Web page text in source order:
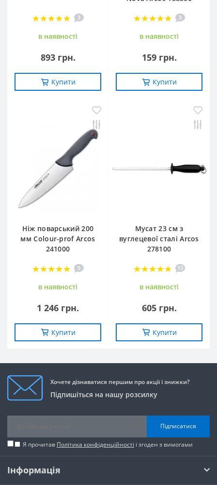
3
в наявностi
893 грн.
Купити
3
в наявностi
159 грн.
Купити
Ніж поварський 200
мм Сolour-prof Arcos
241000
5
в наявностi
1 246 грн.
Купити
Мусат 23 см з
вуглецевої сталі Arcos
278100
13
в наявностi
605 грн.
Купити
Хочете дізнаватися першим про акції і знижки?
Підпишіться на нашу розсилку
Підписатися
Я прочитав Політика конфіденційності і згоден з вимогами
Інформація